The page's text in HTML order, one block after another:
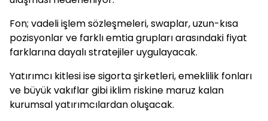
Fon; vadeli işlem sözleşmeleri, swaplar, uzun-kısa
pozisyonlar ve farklı emtia grupları arasındaki fiyat
farklarına dayalı stratejiler uygulayacak.
Yatırımcı kitlesi ise sigorta şirketleri, emeklilik fonları
ve büyük vakıflar gibi iklim riskine maruz kalan
kurumsal yatırımcılardan oluşacak.